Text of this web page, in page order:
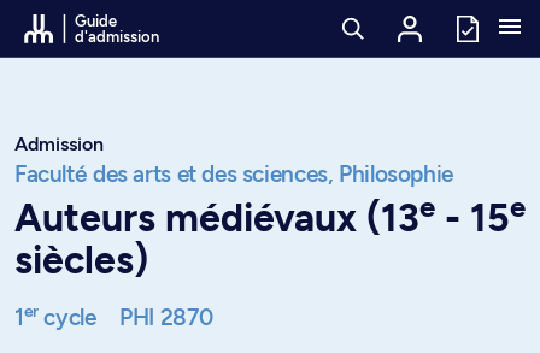
Passer au contenu
Guide
d'admission
Admission
Faculté des arts et des sciences, Philosophie
Auteurs médiévaux (13e - 15e
siècles)
1ercycle PHI 2870